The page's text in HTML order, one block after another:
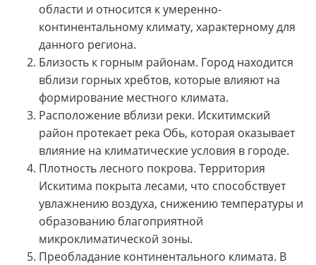
области и относится к умеренно-
континентальному климату, характерному для
данного региона.
Близость к горным районам. Город находится
вблизи горных хребтов, которые влияют на
формирование местного климата.
Расположение вблизи реки. Искитимский
район протекает река Обь, которая оказывает
влияние на климатические условия в городе.
Плотность лесного покрова. Территория
Искитима покрыта лесами, что способствует
увлажнению воздуха, снижению температуры и
образованию благоприятной
микроклиматической зоны.
Преобладание континентального климата. В